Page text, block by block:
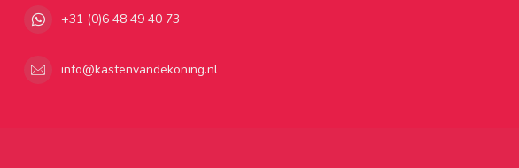
+31 (0)6 48 49 40 73
info@kastenvandekoning.nl